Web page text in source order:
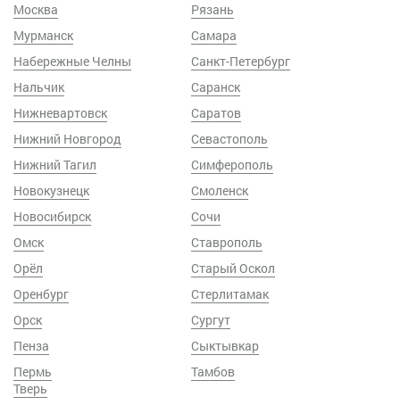
Москва
Мурманск
Набережные Челны
Нальчик
Нижневартовск
Нижний Новгород
Нижний Тагил
Новокузнецк
Новосибирск
Омск
Орёл
Оренбург
Орск
Пенза
Пермь
Рязань
Самара
Санкт-Петербург
Саранск
Саратов
Севастополь
Симферополь
Смоленск
Сочи
Ставрополь
Старый Оскол
Стерлитамак
Сургут
Сыктывкар
Тамбов
Тверь